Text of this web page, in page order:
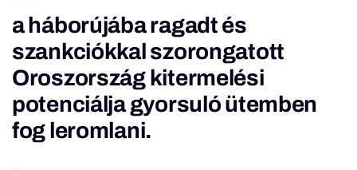
a háborújába ragadt és
szankciókkal szorongatott
Oroszország kitermelési
potenciálja gyorsuló ütemben
fog leromlani.